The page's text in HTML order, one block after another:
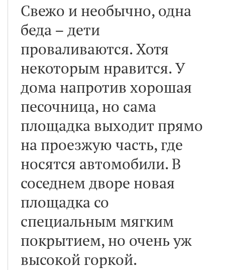
Свежо и необычно, одна
беда – дети
проваливаются. Хотя
некоторым нравится. У
дома напротив хорошая
песочница, но сама
площадка выходит прямо
на проезжую часть, где
носятся автомобили. В
соседнем дворе новая
площадка со
специальным мягким
покрытием, но очень уж
высокой горкой.